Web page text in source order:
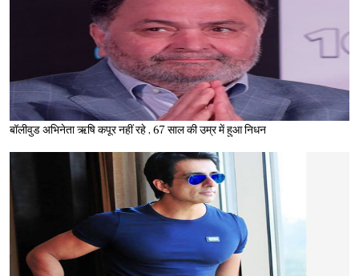
बॉलीवुड अभिनेता ऋषि कपूर नहीं रहे , 67 साल की उम्र में हुआ निधन